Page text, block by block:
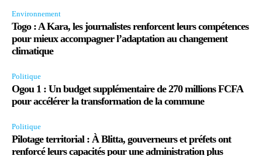
Environnement
Togo : A Kara, les journalistes renforcent leurs compétences
pour mieux accompagner l’adaptation au changement
climatique
Politique
Ogou 1 : Un budget supplémentaire de 270 millions FCFA
pour accélérer la transformation de la commune
Politique
Pilotage territorial : À Blitta, gouverneurs et préfets ont
renforcé leurs capacités pour une administration plus